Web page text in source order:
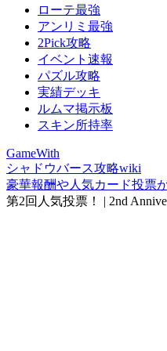
ローテ最強
アンリミ最強
2Pick攻略
イベント速報
パズル攻略
実績デッキ
ルムマ掲示板
スキン所持率
GameWith
シャドウバース攻略wiki
豪華報酬や人気カード投票
第2回人気投票！ | 2nd